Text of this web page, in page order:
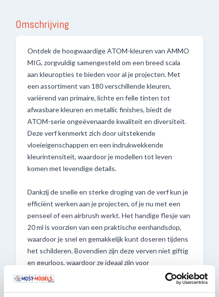
Omschrijving
Ontdek de hoogwaardige ATOM-kleuren van AMMO
MIG, zorgvuldig samengesteld om een breed scala
aan kleuropties te bieden voor al je projecten. Met
een assortiment van 180 verschillende kleuren,
variërend van primaire, lichte en felle tinten tot
afwasbare kleuren en metallic finishes, biedt de
ATOM-serie ongeëvenaarde kwaliteit en diversiteit.
Deze verf kenmerkt zich door uitstekende
vloeieigenschappen en een indrukwekkende
kleurintensiteit, waardoor je modellen tot leven
komen met levendige details.
Dankzij de snelle en sterke droging van de verf kun je
efficiënt werken aan je projecten, of je nu met een
penseel of een airbrush werkt. Het handige flesje van
20 ml is voorzien van een praktische eenhandsdop,
waardoor je snel en gemakkelijk kunt doseren tijdens
het schilderen. Bovendien zijn deze verven niet giftig
en geurloos, waardoor ze ideaal zijn voor
modelbouwenthousiastelingen en hobbyisten.